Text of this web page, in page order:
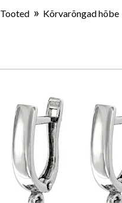
Tooted Kõrvarõngad hõbe